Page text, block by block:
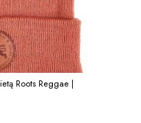
Roots Reggae |